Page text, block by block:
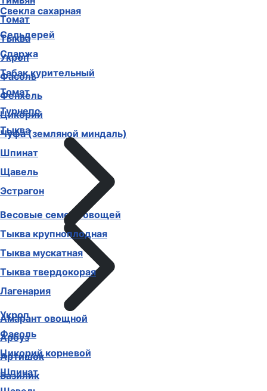
Томат
Тыква
Укроп
Фасоль
Фенхель
Цикорий
Чуфа (земляной миндаль)
Шпинат
Щавель
Эстрагон
Весовые семена овощей
Амарант овощной
Арбуз
Артишок
Базилик
Свекла сахарная
Сельдерей
Спаржа
Табак курительный
Томат
Турнепс
Тыква
Тыква крупноплодная
Тыква мускатная
Тыква твердокорая
Лагенария
Укроп
Фасоль
Цикорий корневой
Шпинат